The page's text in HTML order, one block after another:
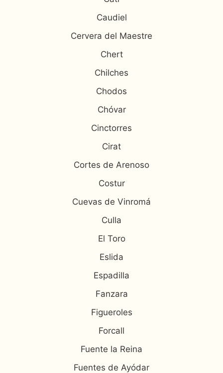
Caudiel
Cervera del Maestre
Chert
Chilches
Chodos
Chóvar
Cinctorres
Cirat
Cortes de Arenoso
Costur
Cuevas de Vinromá
Culla
El Toro
Eslida
Espadilla
Fanzara
Figueroles
Forcall
Fuente la Reina
Fuentes de Ayódar